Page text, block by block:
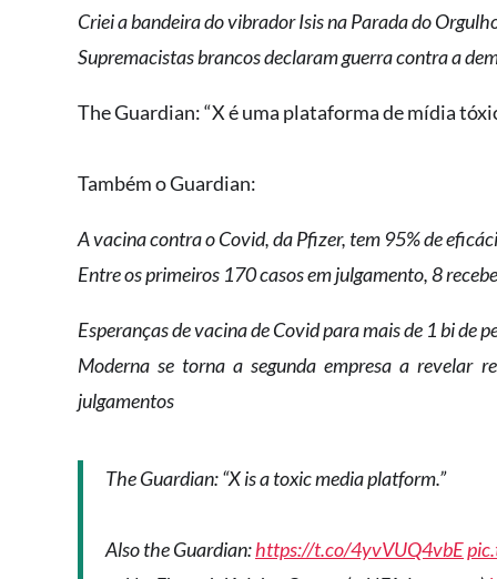
Criei a bandeira do vibrador Isis na Parada do
Supremacistas brancos declaram guerra contra a
The Guardian: “X é uma plataforma de mídia
Também o Guardian:
A vacina contra o Covid, da Pfizer, tem 95% de
Entre os primeiros 170 casos em julgamento, 8
Esperanças de vacina de Covid para mais de 1 bi de
Moderna se torna a segunda empresa a revelar
julgamentos
The Guardian: “X is a toxic media platform.”
Also the Guardian:https://t.co/4yvVUQ4vbE